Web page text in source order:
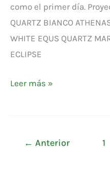
como el primer día.
QUARTZ BIANCO
WHITE EQUS QUARTZ
ECLIPSE
Leer más »
← Anterior 1